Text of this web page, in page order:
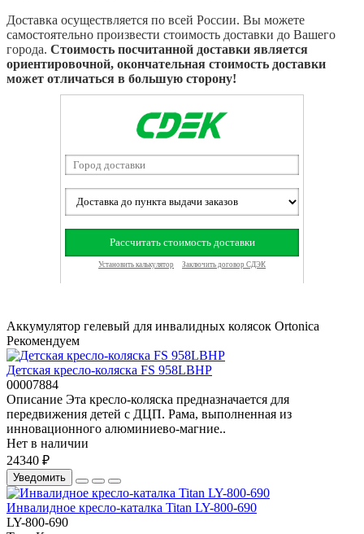
Доставка осуществляется по всей России. Вы можете
самостоятельно произвести стоимость доставки до Вашего
города. Стоимость посчитанной доставки является
ориентировочной, окончательная стоимость доставки
может отличаться в большую сторону!
Аккумулятор гелевый для инвалидных колясок Ortonica
Рекомендуем
Детская кресло-коляска FS 958LBHP
00007884
Описание Эта кресло-коляска предназначается для
передвижения детей с ДЦП. Рама, выполненная из
инновационного алюминиево-магние..
Нет в наличии
24340 ₽
Уведомить
Инвалидное кресло-каталка Titan LY-800-690
LY-800-690